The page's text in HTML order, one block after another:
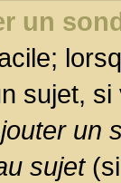
un
sujet,
un
sujet(si